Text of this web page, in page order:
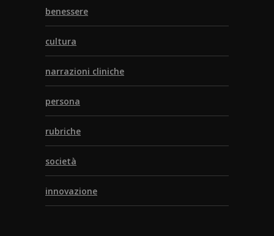
benessere
cultura
narrazioni cliniche
persona
rubriche
società
innovazione